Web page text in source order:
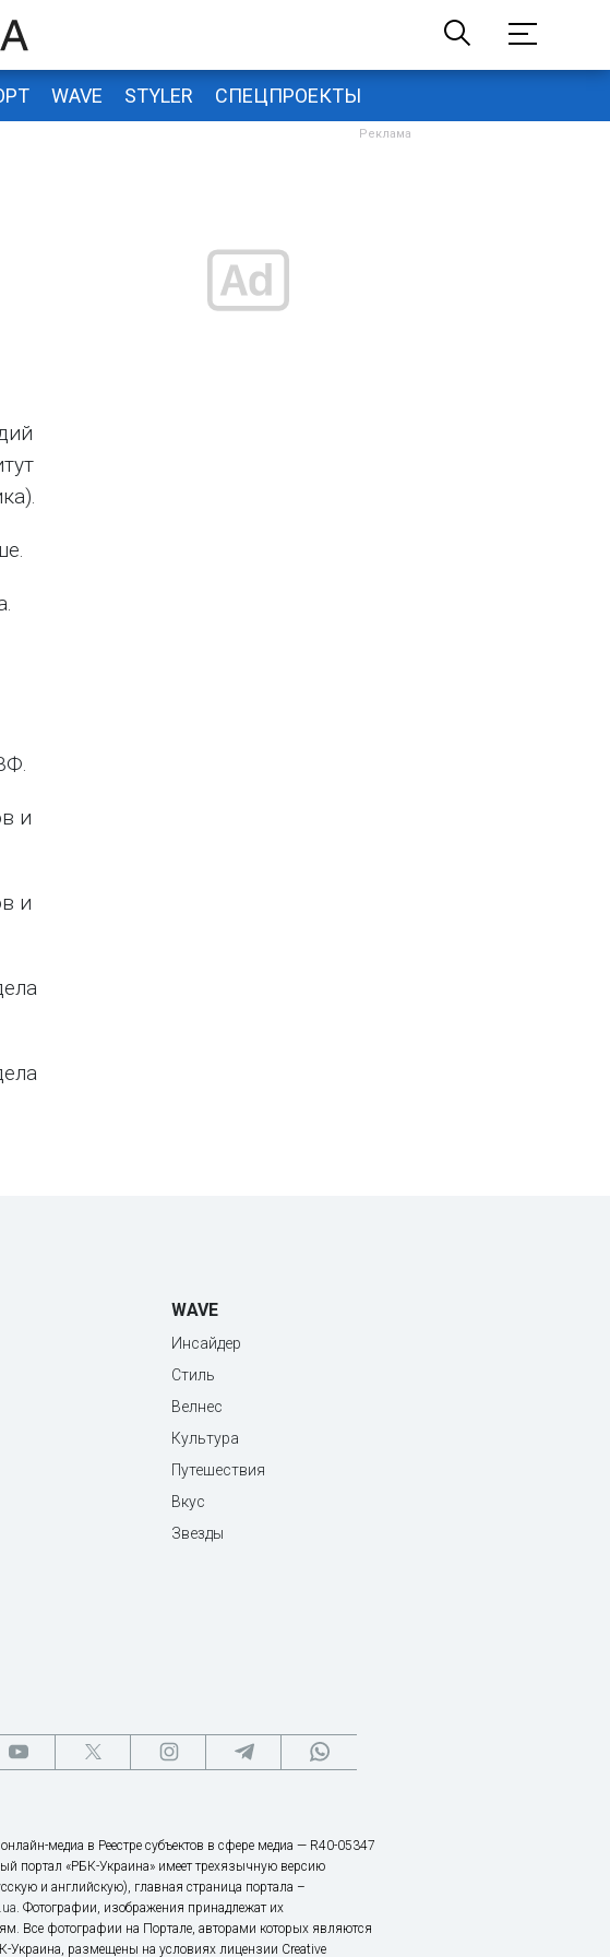
WAVE STYLER СПЕЦПРОЕКТЫ
и
и
WAVE
Инсайдер
Стиль
Велнес
Культура
Путешествия
Вкус
Звезды
медиа в Реестре субъектов в сфере медиа — R40-05347
портал «РБК-Украина» имеет трехязычную версию
и английскую), главная страница портала –
. Фотографии, изображения принадлежат их
Все фотографии на Портале, авторами которых являются
Украина, размещены на условиях лицензии Creative